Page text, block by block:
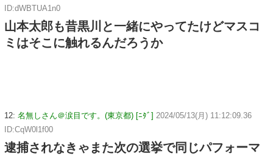
ID:dWBTUA1n0
山本太郎も昔黒川と一緒にやってたけどマスコ
ミはそこに触れるんだろうか
12: 名無しさん＠涙目です。(東京都) [ﾆﾀﾞ] 2024/05/13(月) 11:12:09.36
ID:CqW0l1f00
逮捕されなきゃまた次の選挙で同じパフォーマ